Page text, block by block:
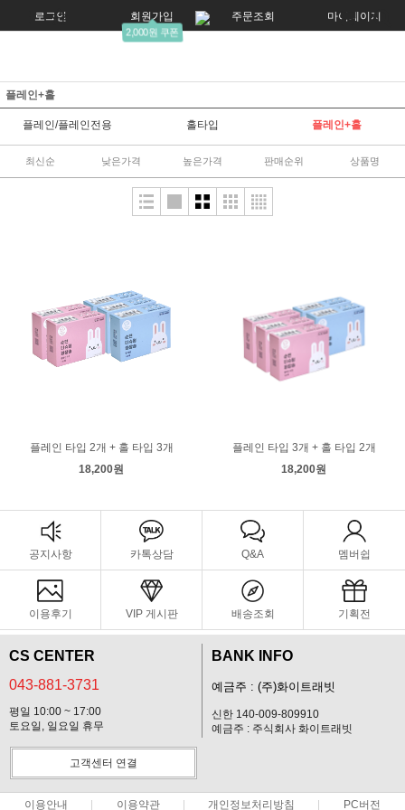
로그인 회원가입
2,000원 쿠폰
주문조회 마이페이지
플레인+홀
플레인/플레인전용 홀타입 플레인+홀
최신순 낮은가격 높은가격 판매순위 상품명
플레인 타입 2개 + 홀 타입 3개
18,200원
플레인 타입 3개 + 홀 타입 2개
18,200원
공지사항 카톡상담 Q&A 멤버쉽
이용후기 VIP 게시판 배송조회 기획전
CS CENTER
043-881-3731
평일 10:00 ~ 17:00
토요일, 일요일 휴무
BANK INFO
예금주 : (주)화이트래빗
신한 140-009-809910
예금주 : 주식회사 화이트래빗
고객센터 연결
이용안내 이용약관 개인정보처리방침 PC버전